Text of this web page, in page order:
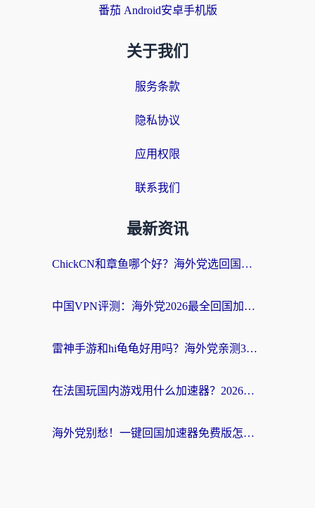
番茄 Android安卓手机版
关于我们
服务条款
隐私协议
应用权限
联系我们
最新资讯
ChickCN和章鱼哪个好？海外党选回国加速器的3个关键维度 + 实用避坑指南
中国VPN评测：海外党2026最全回国加速器选择指南，告别地区限制不踩坑
雷神手游和hi龟龟好用吗？海外党亲测3款回国加速器，教你选对国外到国内加速器
在法国玩国内游戏用什么加速器？2026实测解决延迟卡顿的实用指南
海外党别愁！一键回国加速器免费版怎么选？从踩坑到流畅访问的全攻略